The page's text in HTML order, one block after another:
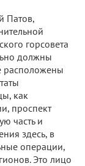
Патов,
горсовета
должны
расположены
как
проспект
часть и
здесь, в
операции,
Это лицо